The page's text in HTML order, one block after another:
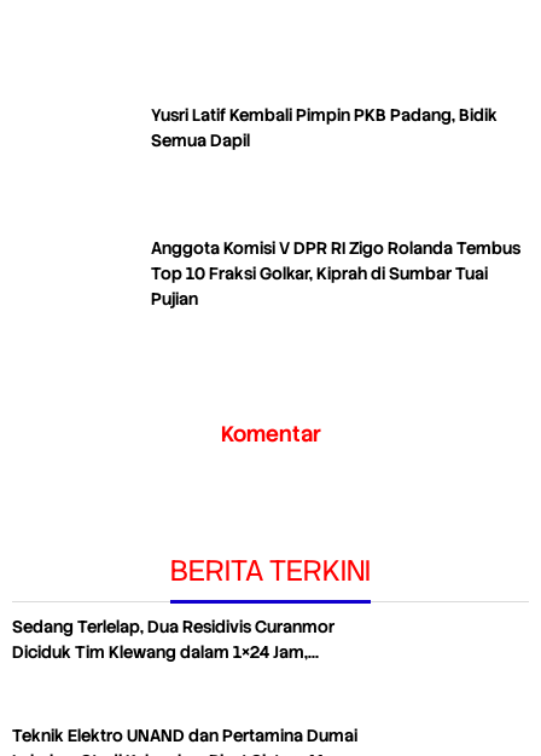
Yusri Latif Kembali Pimpin PKB Padang, Bidik
Semua Dapil
Anggota Komisi V DPR RI Zigo Rolanda Tembus
Top 10 Fraksi Golkar, Kiprah di Sumbar Tuai
Pujian
Komentar
BERITA TERKINI
Sedang Terlelap, Dua Residivis Curanmor
Diciduk Tim Klewang dalam 1×24 Jam,…
Teknik Elektro UNAND dan Pertamina Dumai